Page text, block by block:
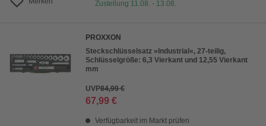
Zustellung 11.08. - 13.08.
PROXXON
Steckschlüsselsatz »Industrial«, 27-teilig,
Schlüsselgröße: 6,3 Vierkant und 12,55 Vierkant
mm
UVP84,99 €
67,99 €
Verfügbarkeit im Markt prüfen